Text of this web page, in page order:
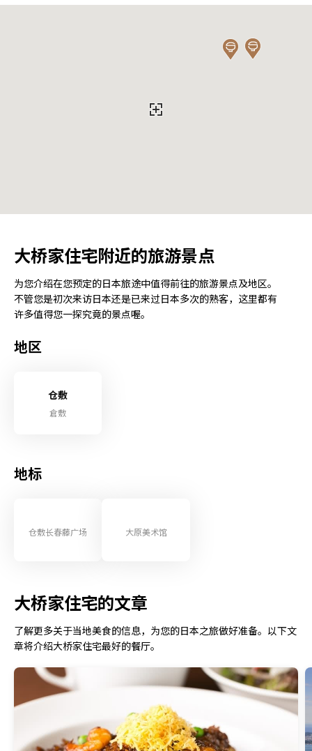
大桥家住宅附近的旅游景点
为您介绍在您预定的日本旅途中值得前往的旅游景点及地区。
不管您是初次来访日本还是已来过日本多次的熟客，这里都有
许多值得您一探究竟的景点喔。
地区
仓敷
倉敷
地标
仓敷长春藤广场 大原美术馆
大桥家住宅的文章
了解更多关于当地美食的信息，为您的日本之旅做好准备。以下文
章将介绍大桥家住宅最好的餐厅。